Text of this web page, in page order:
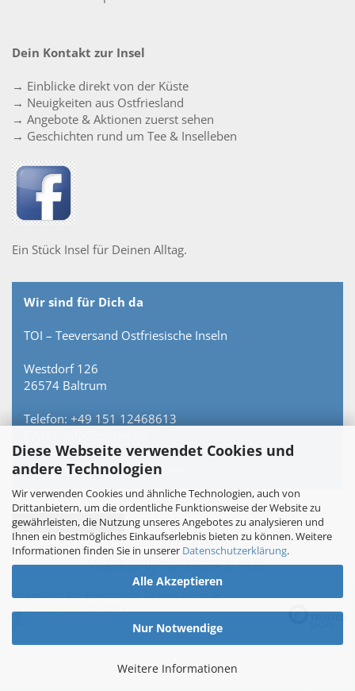
Diese Webseite verwendet Cookies und
andere Technologien
Wir verwenden Cookies und ähnliche Technologien, auch von
Drittanbietern, um die ordentliche Funktionsweise der Website zu
gewährleisten, die Nutzung unseres Angebotes zu analysieren und
Ihnen ein bestmögliches Einkaufserlebnis bieten zu können. Weitere
Informationen finden Sie in unserer Datenschutzerklärung.
Alle Akzeptieren
Nur Notwendige
Weitere Informationen
Dein Kontakt zur Insel
→ Einblicke direkt von der Küste
→ Neuigkeiten aus Ostfriesland
→ Angebote & Aktionen zuerst sehen
→ Geschichten rund um Tee & Inselleben
Ein Stück Insel für Deinen Alltag.
Wir sind für Dich da
TOI – Teeversand Ostfriesische Inseln
Westdorf 126
26574 Baltrum
Telefon: +49 151 12468613
Persönlich erreichbar – keine Hotline.
Vertrag widerrufen
Webshopby Gambio.de © 2026
Ausgewählte Top-Bewertungen für www.toi-tee.de